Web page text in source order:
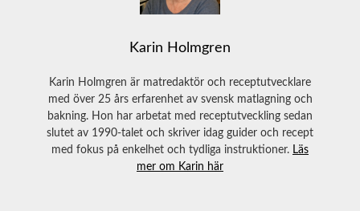
Karin Holmgren
Karin Holmgren är matredaktör och receptutvecklare
med över 25 års erfarenhet av svensk matlagning och
bakning. Hon har arbetat med receptutveckling sedan
slutet av 1990-talet och skriver idag guider och recept
med fokus på enkelhet och tydliga instruktioner. Läs
mer om Karin här